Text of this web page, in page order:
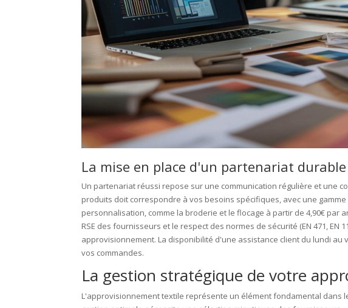
La mise en place d'un partenariat
Un partenariat réussi repose sur une communication régulière et une
produits doit correspondre à vos besoins spécifiques, avec une
personnalisation, comme la broderie et le flocage à partir de 4,90€ par
RSE des fournisseurs et le respect des normes de sécurité (EN 471, EN
approvisionnement. La disponibilité d'une assistance client du lundi au
vos commandes.
La gestion stratégique de votre
L'approvisionnement textile représente un élément fondamental dans